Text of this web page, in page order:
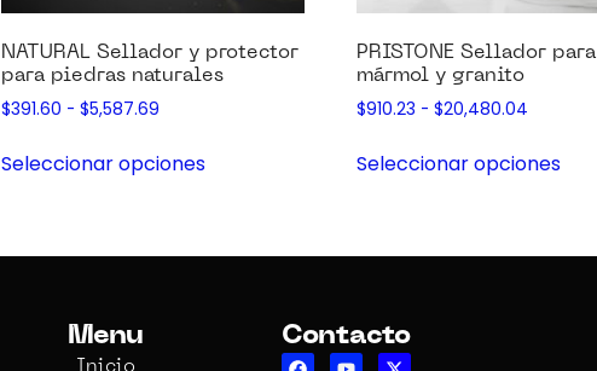
NATURAL Sellador y protector
para piedras naturales
$391.60 - $5,587.69
Seleccionar opciones
PRISTONE Sellador para
mármol y granito
$910.23 - $20,480.04
Seleccionar opciones
Menu Contacto